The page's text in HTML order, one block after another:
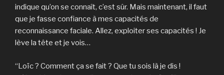
indique qu’on se connaît, c’est sûr. Mais maintenant, il faut
que je fasse confiance à mes capacités de
reconnaissance faciale. Allez, exploiter ses capacités ! Je
lève la tête et je vois…
“Loïc ? Comment ça se fait ? Que tu sois là je dis !